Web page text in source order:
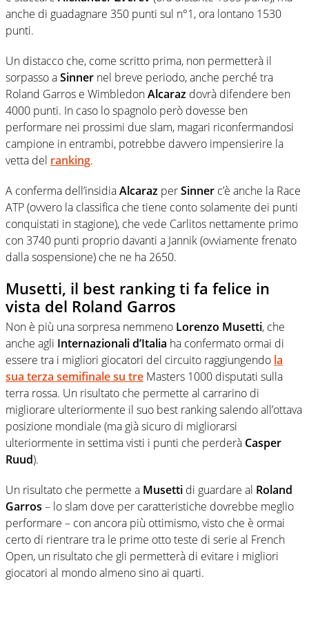
anche di guadagnare 350 punti sul n°1, ora lontano 1530
punti.
Un distacco che, come scritto prima, non permetterà il
sorpasso aSinner nel breve periodo, anche perché tra
Roland Garros e WimbledonAlcaraz dovrà difendere ben
4000 punti. In caso lo spagnolo però dovesse ben
performare nei prossimi due slam, magari riconfermandosi
campione in entrambi, potrebbe davvero impensierire la
vetta del ranking.
A conferma dell’insidiaAlcaraz perSinner c’è anche la Race
ATP (ovvero la classifica che tiene conto solamente dei punti
conquistati in stagione), che vede Carlitos nettamente primo
con 3740 punti proprio davanti a Jannik (ovviamente frenato
dalla sospensione) che ne ha 2650.
Musetti, il best ranking ti fa felice in
vista del Roland Garros
Non è più una sorpresa nemmeno Lorenzo Musetti, che
anche agli Internazionali d’Italia ha confermato ormai di
essere tra i migliori giocatori del circuito raggiungendo la
sua terza semifinale su tre Masters 1000 disputati sulla
terra rossa. Un risultato che permette al carrarino di
migliorare ulteriormente il suo best ranking salendo all’ottava
posizione mondiale (ma già sicuro di migliorarsi
ulteriormente in settima visti i punti che perderà Casper
Ruud).
Un risultato che permette a Musetti di guardare al Roland
Garros – lo slam dove per caratteristiche dovrebbe meglio
performare – con ancora più ottimismo, visto che è ormai
certo di rientrare tra le prime otto teste di serie al French
Open, un risultato che gli permetterà di evitare i migliori
giocatori al mondo almeno sino ai quarti.